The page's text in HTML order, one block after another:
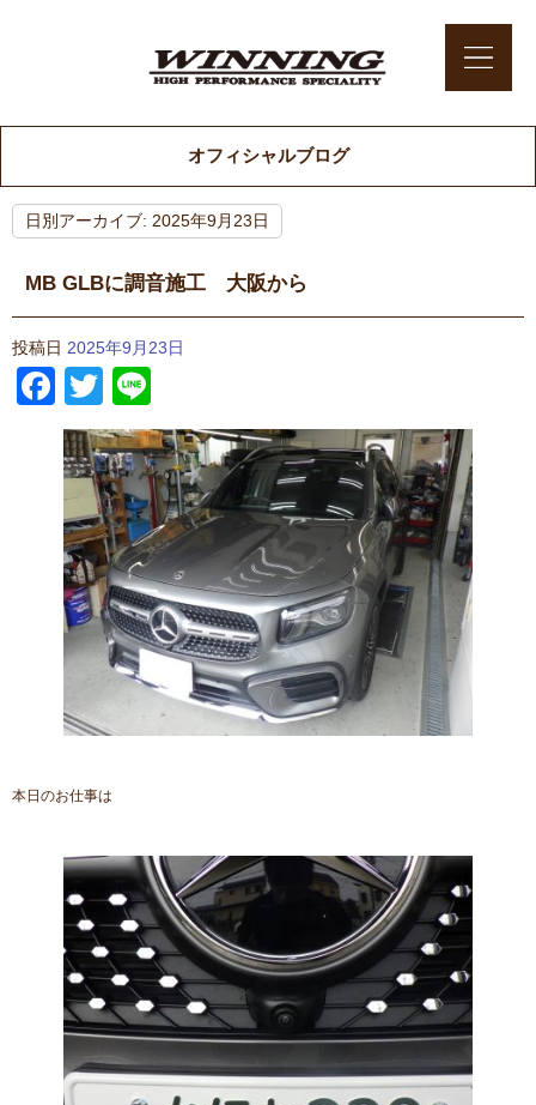
オフィシャルブログ
日別アーカイブ: 2025年9月23日
MB GLBに調音施工 大阪から
投稿日 2025年9月23日
Facebook
Twitter
本日のお仕事は